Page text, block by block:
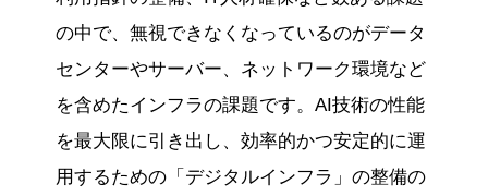
の中で、無視できなくなっているのがデータ
センターやサーバー、ネットワーク環境など
を含めたインフラの課題です。AI技術の性能
を最大限に引き出し、効率的かつ安定的に運
用するための「デジタルインフラ」の整備の